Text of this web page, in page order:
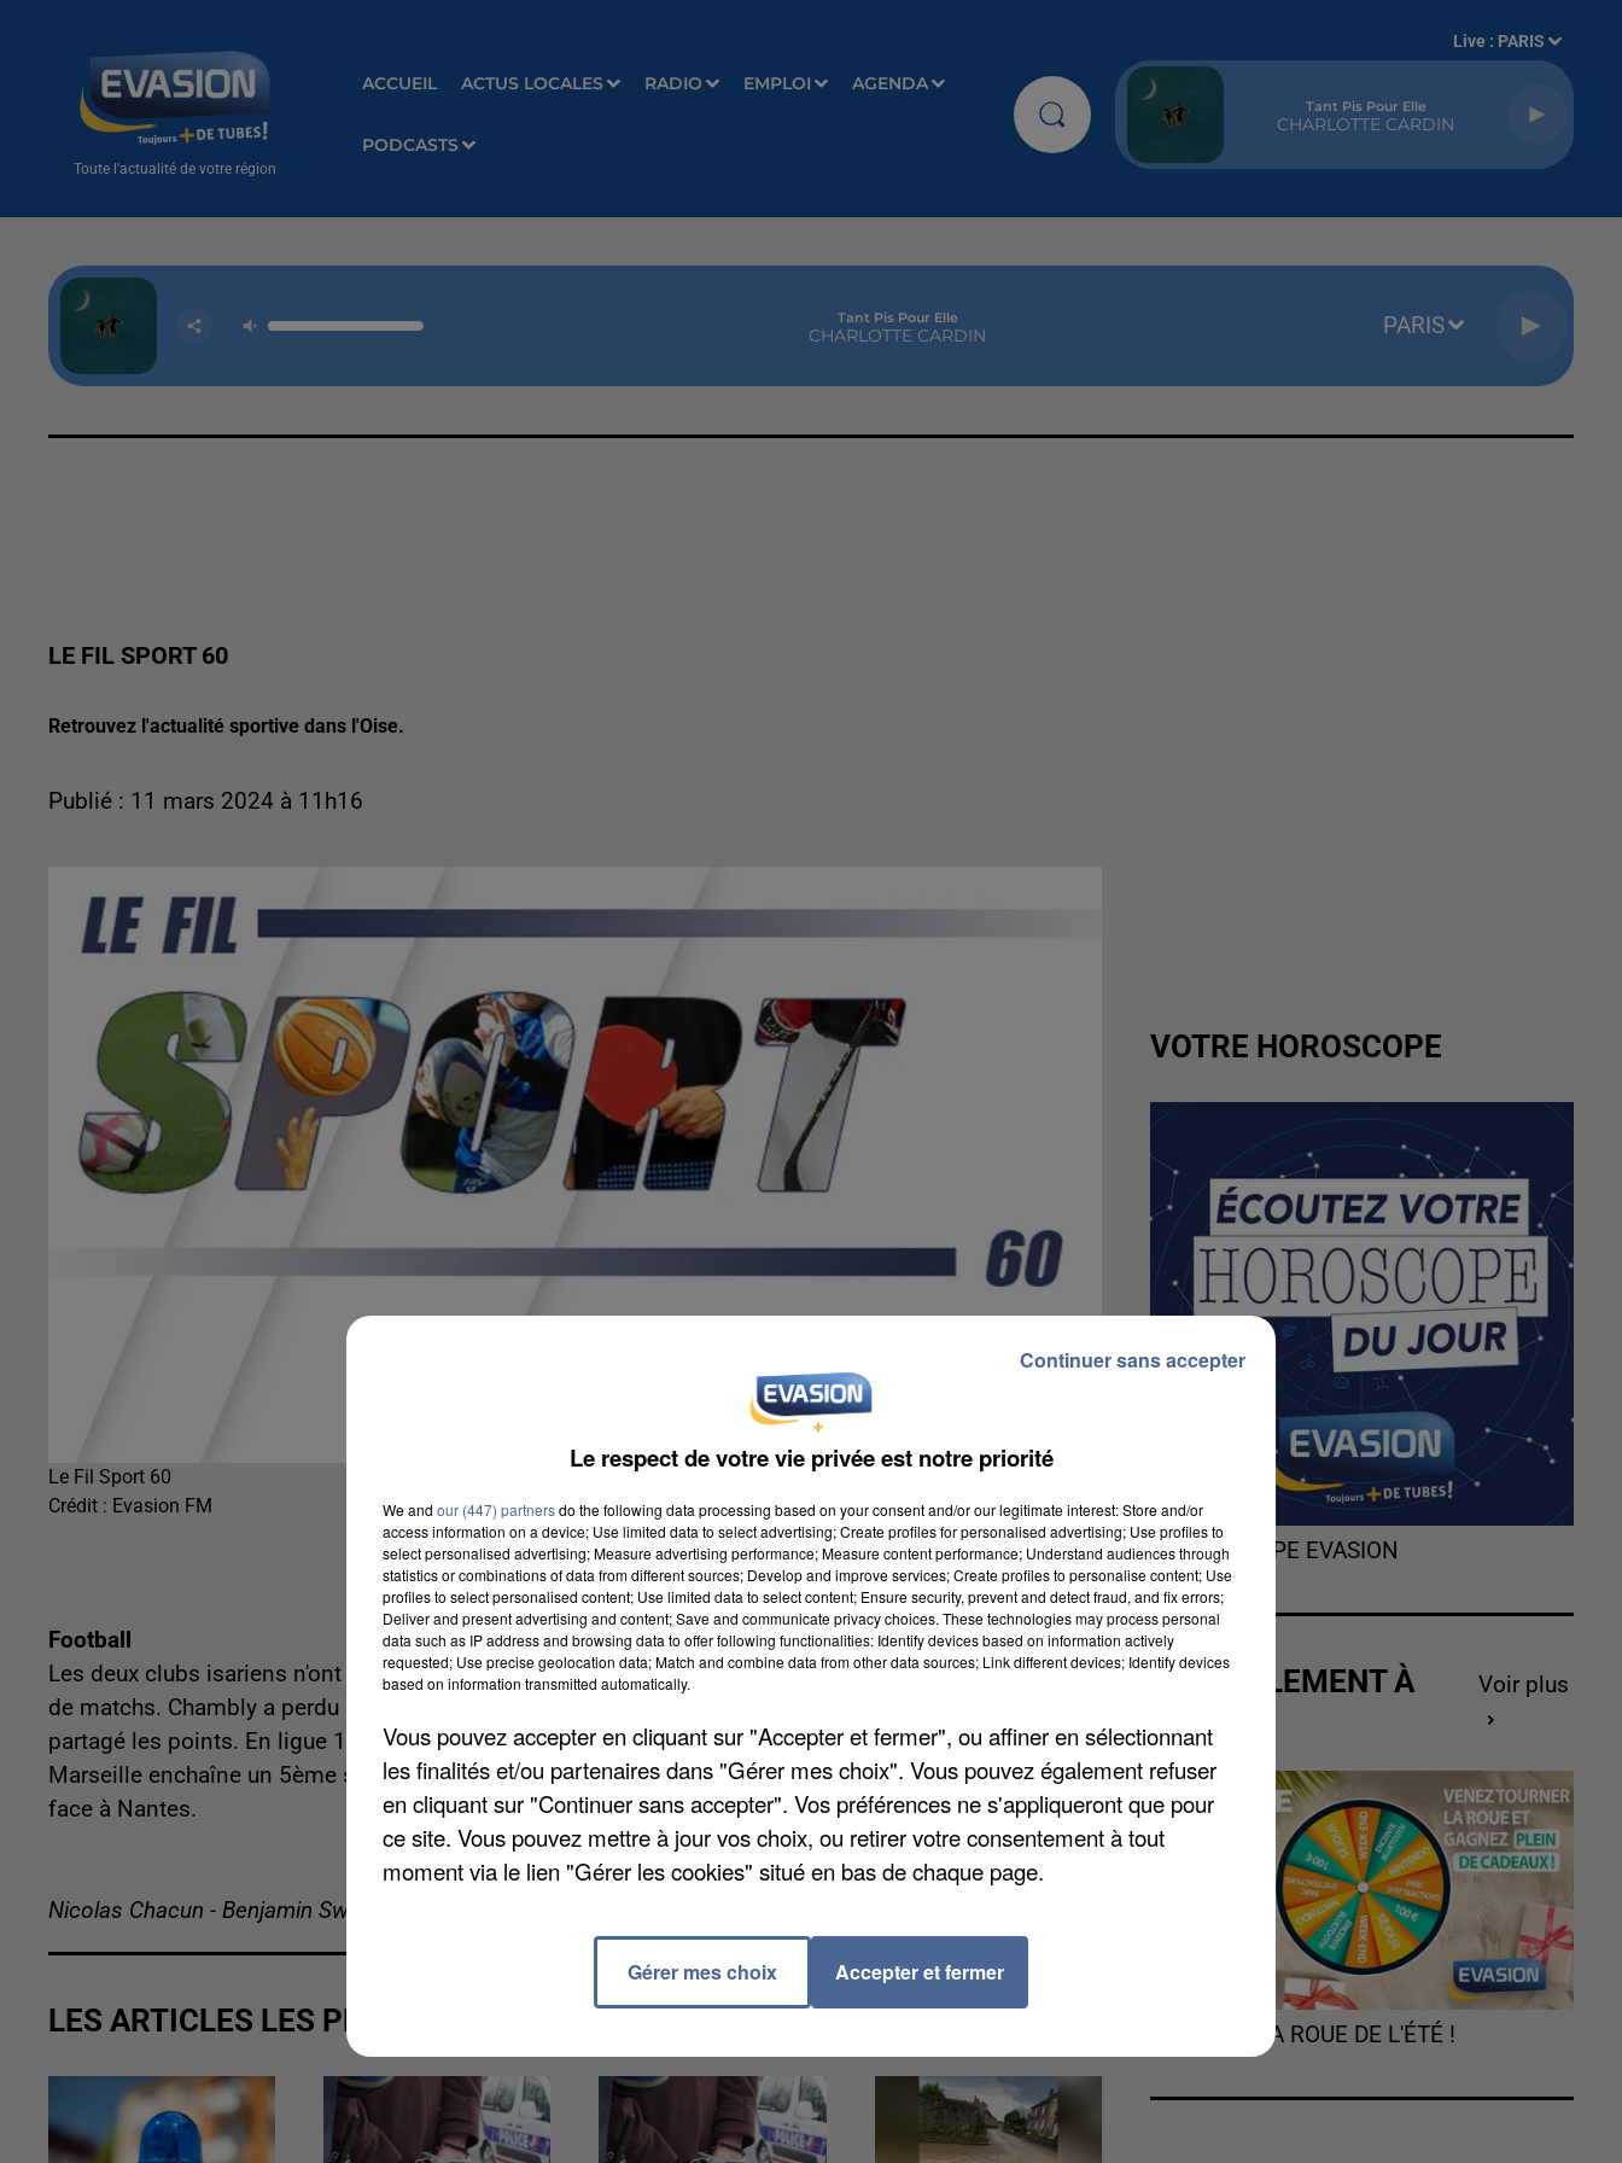
Toute l'actualité de votre région
ACCUEIL ACTUS LOCALES RADIO EMPLOI AGENDA
PODCASTS
Live : PARIS
Tant Pis Pour Elle
CHARLOTTE CARDIN
Tant Pis Pour Elle
CHARLOTTE CARDIN PARIS
LE FIL SPORT 60
Retrouvez l'actualité sportive dans l'Oise.
Publié : 11 mars 2024 à 11h16
Le Fil Sport 60
Crédit : Evasion FM
Football
Les deux clubs isariens n'ont pas réussi à s'imposer en National 2 dans le cadre de la 18ème journée
de matchs. Chambly a perdu sur la pelouse de Saint-Malo, 2-1, tandis que Beauvais et Aubervilliers ont
partagé les points. En ligue 1, Paris cale encore, avec un troisième match nul consécutif. En revanche,
Marseille enchaîne un 5ème succès avec Jean-Louis Gasset sur son banc, victoire 2-0 dimanche soir
face à Nantes.
Nicolas Chacun - Benjamin Swiniarski
LES ARTICLES LES PLUS VUS
VOTRE HOROSCOPE
L'HOROSCOPE EVASION
ACTUELLEMENT À
Voir plus
TOURNEZ LA ROUE DE L'ÉTÉ !
Le respect de votre vie privée est notre priorité
We and our (447) partnersdo the following data processing based on your consent and/or our legitimate interest: Store and/or
access information on a device; Use limited data to select advertising; Create profiles for personalised advertising; Use profiles to
select personalised advertising; Measure advertising performance; Measure content performance; Understand audiences through
statistics or combinations of data from different sources; Develop and improve services; Create profiles to personalise content; Use
profiles to select personalised content; Use limited data to select content; Ensure security, prevent and detect fraud, and fix errors;
Deliver and present advertising and content; Save and communicate privacy choices. These technologies may process personal
data such as IP address and browsing data to offer following functionalities: Identify devices based on information actively
requested; Use precise geolocation data; Match and combine data from other data sources; Link different devices; Identify devices
based on information transmitted automatically.
Vous pouvez accepter en cliquant sur "Accepter et fermer", ou affiner en sélectionnant
les finalités et/ou partenaires dans "Gérer mes choix". Vous pouvez également refuser
en cliquant sur "Continuer sans accepter". Vos préférences ne s'appliqueront que pour
ce site. Vous pouvez mettre à jour vos choix, ou retirer votre consentement à tout
moment via le lien "Gérer les cookies" situé en bas de chaque page.
Gérer mes choix Accepter et fermer
Continuer sans accepter